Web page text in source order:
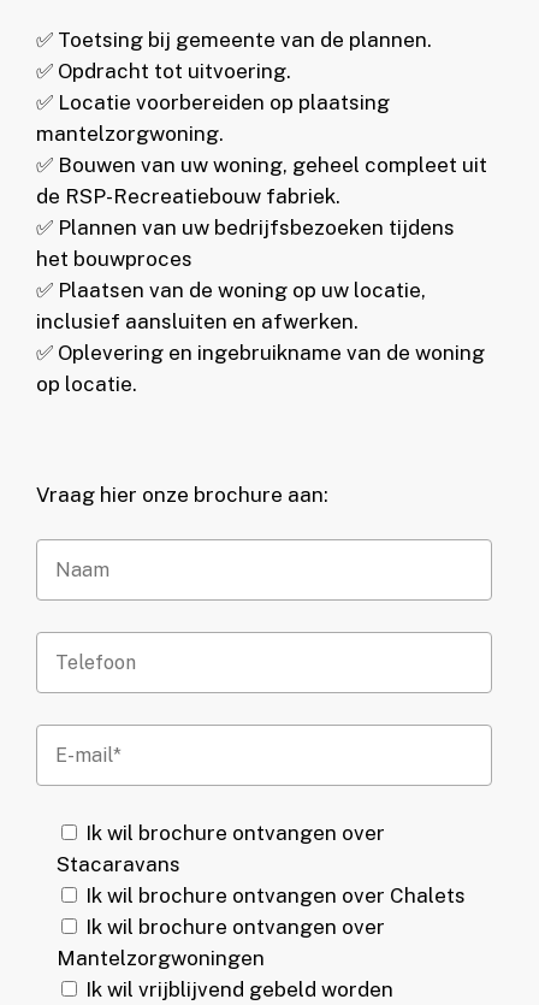
✅ Toetsing bij gemeente van de plannen.
✅ Opdracht tot uitvoering.
✅ Locatie voorbereiden op plaatsing
mantelzorgwoning.
✅ Bouwen van uw woning, geheel compleet uit
de RSP-Recreatiebouw fabriek.
✅ Plannen van uw bedrijfsbezoeken tijdens
het bouwproces
✅ Plaatsen van de woning op uw locatie,
inclusief aansluiten en afwerken.
✅ Oplevering en ingebruikname van de woning
op locatie.
Vraag hier onze brochure aan:
Ik wil brochure ontvangen over
Stacaravans
Ik wil brochure ontvangen over Chalets
Ik wil brochure ontvangen over
Mantelzorgwoningen
Ik wil vrijblijvend gebeld worden